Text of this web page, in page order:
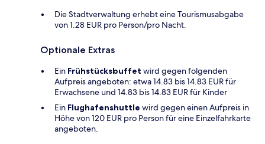
Die Stadtverwaltung erhebt eine Tourismusabgabe
von 1.28 EUR pro Person/pro Nacht.
Optionale Extras
Ein Frühstücksbuffet wird gegen folgenden
Aufpreis angeboten: etwa 14.83 bis 14.83 EUR für
Erwachsene und 14.83 bis 14.83 EUR für Kinder
Ein Flughafenshuttle wird gegen einen Aufpreis in
Höhe von 120 EUR pro Person für eine Einzelfahrkarte
angeboten.